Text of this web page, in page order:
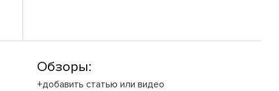
Обзоры:
+добавить статью или видео